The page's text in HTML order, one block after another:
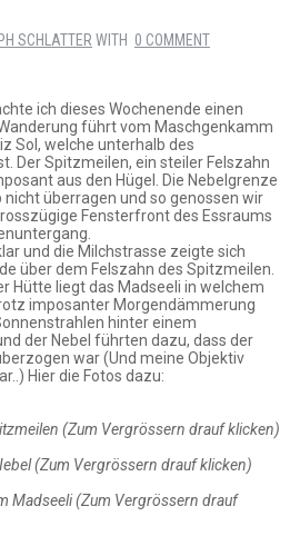
SCHLATTER WITH 0 COMMENT
ich dieses Wochenende einen
führt vom Maschgenkamm
Sol, welche unterhalb des
Der Spitzmeilen, ein steiler Felszahn
aus den Hügel. Die Nebelgrenze
nicht überragen und so genossen wir
Fensterfront des Essraums
und die Milchstrasse zeigte sich
über dem Felszahn des Spitzmeilen.
Hütte liegt das Madseeli in welchem
imposanter Morgendämmerung
hinter einem
der Nebel führten dazu, dass der
war (Und meine Objektiv
Hier die Fotos dazu:
(Zum Vergrössern drauf klicken)
(Zum Vergrössern drauf klicken)
Madseeli (Zum Vergrössern drauf